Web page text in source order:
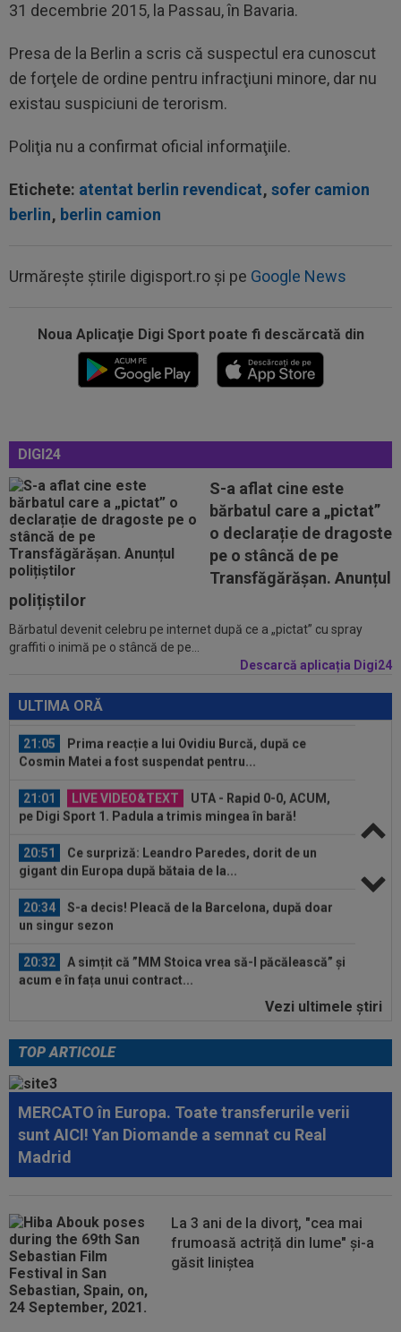
31 decembrie 2015, la Passau, în Bavaria.
Presa de la Berlin a scris că suspectul era cunoscut
de forţele de ordine pentru infracţiuni minore, dar nu
existau suspiciuni de terorism.
Poliţia nu a confirmat oficial informaţiile.
Etichete: atentat berlin revendicat, sofer camion
berlin, berlin camion
Urmărește știrile digisport.ro și pe Google News
Noua Aplicaţie Digi Sport poate fi descărcată din
DIGI24
S-a aflat cine este
bărbatul care a „pictat”
o declarație de dragoste
pe o stâncă de pe
Transfăgărășan. Anunțul
polițiștilor
Bărbatul devenit celebru pe internet după ce a „pictat” cu spray
graffiti o inimă pe o stâncă de pe...
Descarcă aplicația Digi24
ULTIMA ORĂ
LIVE VIDEO&TEXT
UTA - Rapid 0-0, ACUM,
pe Digi Sport 1. Padula a trimis mingea în bară!
20:34
S-a decis! Pleacă de la Barcelona, după doar
un singur sezon
20:32
A simțit că ”MM Stoica vrea să-l păcălească” și
acum e în fața unui contract...
21:29 EXCLUSIV
Conducerea de la Universitatea
Craiova a dat verdictul! Analiza transferurilor...
21:19 Lovitura primită de Rapid la meciul cu UTA
a uitat deloc la bani: 2.000 de euro pe...
21:05
Prima reacție a lui Ovidiu Burcă, după ce
Cosmin Matei a fost suspendat pentru...
21:01 LIVE VIDEO&TEXT
UTA - Rapid 0-0, ACUM,
pe Digi Sport 1. Padula a trimis mingea în bară!
20:51
Ce surpriză: Leandro Paredes, dorit de un
gigant din Europa după bătaia de la...
20:34
S-a decis! Pleacă de la Barcelona, după doar
un singur sezon
20:32
A simțit că ”MM Stoica vrea să-l păcălească” și
acum e în fața unui contract...
Conducerea de la Universitatea
21:19 Lovitura primită de Rapid la meciul cu UTA
21:06 FOTO
Ioana Țiriac a plecat din Dubai și nu s-
a uitat deloc la bani: 2.000 de euro pe...
21:05
Prima reacție a lui Ovidiu Burcă, după ce
21:01 LIVE VIDEO&TEXT
UTA - Rapid 0-0, ACUM,
pe Digi Sport 1. Padula a trimis mingea în bară!
Vezi ultimele ştiri
TOP ARTICOLE
MERCATO în Europa. Toate transferurile verii
sunt AICI! Yan Diomande a semnat cu Real
Madrid
La 3 ani de la divorț, "cea mai
frumoasă actriță din lume" și-a
găsit liniștea